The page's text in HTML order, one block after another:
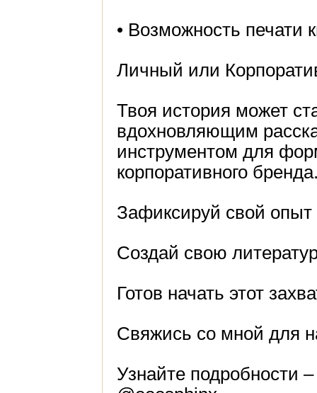
• Возможность печати
Личный или
Твоя история может
вдохновляющим
инструментом для
корпоративного
Зафиксируй свой опыт
Создай свою
Готов начать этот
Свяжись со мной для
Узнайте подробности